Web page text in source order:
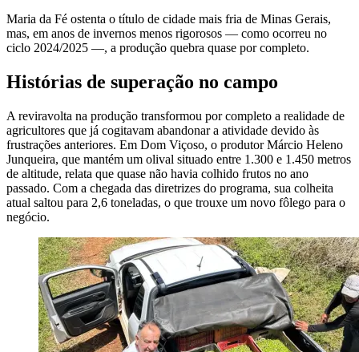
Maria da Fé ostenta o título de cidade mais fria de Minas Gerais,
mas, em anos de invernos menos rigorosos — como ocorreu no
ciclo 2024/2025 —, a produção quebra quase por completo.
Histórias de superação no campo
A reviravolta na produção transformou por completo a realidade de
agricultores que já cogitavam abandonar a atividade devido às
frustrações anteriores. Em Dom Viçoso, o produtor Márcio Heleno
Junqueira, que mantém um olival situado entre 1.300 e 1.450 metros
de altitude, relata que quase não havia colhido frutos no ano
passado. Com a chegada das diretrizes do programa, sua colheita
atual saltou para 2,6 toneladas, o que trouxe um novo fôlego para o
negócio.